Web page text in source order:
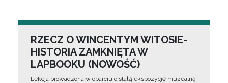
RZECZ O WINCENTYM WITOSIE-
HISTORIA ZAMKNIĘTA W
LAPBOOKU (NOWOŚĆ)
Lekcja prowadzona w oparciu o stałą ekspozycję muzealną